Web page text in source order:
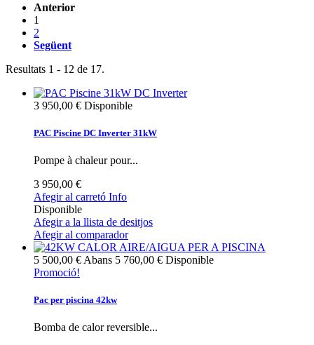
Anterior
1
2
Següent
Resultats 1 - 12 de 17.
3 950,00 € Disponible
PAC Piscine DC Inverter 31kW
Pompe à chaleur pour...
3 950,00 €
Afegir al carretó Info
Disponible
Afegir a la llista de desitjos
Afegir al comparador
5 500,00 € Abans 5 760,00 € Disponible
Promoció!
Pac per piscina 42kw
Bomba de calor reversible...